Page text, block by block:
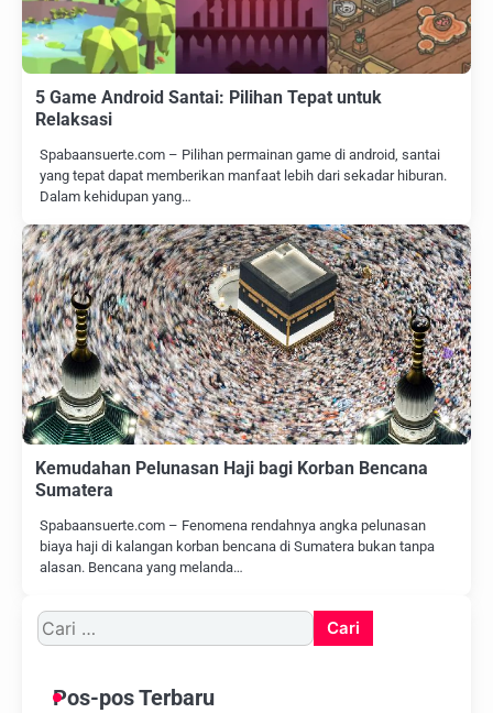
5 Game Android Santai: Pilihan Tepat untuk
Relaksasi
Spabaansuerte.com – Pilihan permainan game di android, santai
yang tepat dapat memberikan manfaat lebih dari sekadar hiburan.
Dalam kehidupan yang…
Kemudahan Pelunasan Haji bagi Korban Bencana
Sumatera
Spabaansuerte.com – Fenomena rendahnya angka pelunasan
biaya haji di kalangan korban bencana di Sumatera bukan tanpa
alasan. Bencana yang melanda…
Cari
untuk:
Pos-pos Terbaru